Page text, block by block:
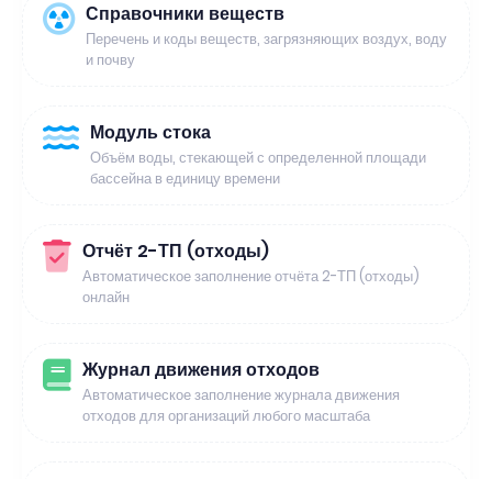
Справочники веществ
Перечень и коды веществ, загрязняющих воздух, воду
и почву
Модуль стока
Объём воды, стекающей с определенной площади
бассейна в единицу времени
Отчёт 2-ТП (отходы)
Автоматическое заполнение отчёта 2-ТП (отходы)
онлайн
Журнал движения отходов
Автоматическое заполнение журнала движения
отходов для организаций любого масштаба